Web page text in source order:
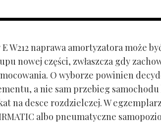
W212 naprawa amortyzatora może
nowej części, zwłaszcza gdy
O wyborze powinien
a nie sam przebieg samochodu
na desce rozdzielczej. W
albo pneumatyczne